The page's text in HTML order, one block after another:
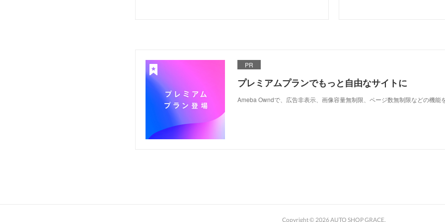
PR
プレミアムプランでもっと自由なサイトに
Ameba Owndで、広告非表示、画像容量無制限、ページ数無制限などの機能
Copyright © 2026AUTO SHOP GRACE.